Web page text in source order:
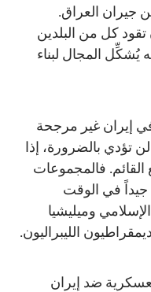
جيران العراق.
كل من البلدين
يُشكِّل المجال لبناء
في إيران غير مرجحة
تؤدي بالضرورة، إذا
فالمجموعات
جيداً في الوقت
وميليشيا
الليبراليون.
ضد إيران